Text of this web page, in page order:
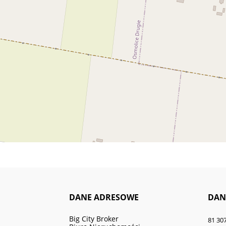
DANE ADRESOWE
Big City Broker
81